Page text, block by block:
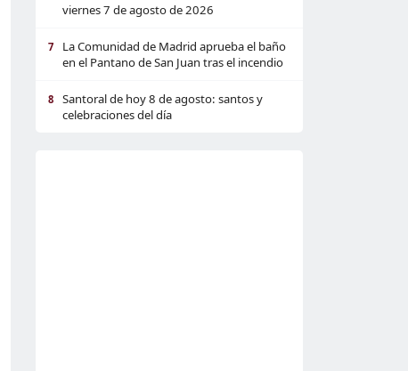
viernes 7 de agosto de 2026
7
La Comunidad de Madrid aprueba el baño
en el Pantano de San Juan tras el incendio
8
Santoral de hoy 8 de agosto: santos y
celebraciones del día